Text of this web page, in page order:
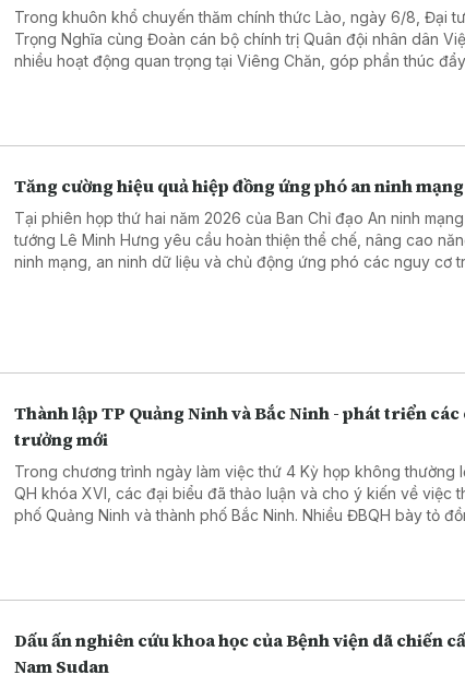
Trong khuôn khổ chuyến thăm chính thức Lào, ngày 6/8, Đại
Trọng Nghĩa cùng Đoàn cán bộ chính trị Quân đội nhân dân
nhiều hoạt động quan trọng tại Viêng Chăn, góp phần thúc
Tăng cường hiệu quả hiệp đồng ứng phó an ninh mạng
Tại phiên họp thứ hai năm 2026 của Ban Chỉ đạo An ninh
tướng Lê Minh Hưng yêu cầu hoàn thiện thể chế, nâng cao
ninh mạng, an ninh dữ liệu và chủ động ứng phó các nguy cơ
Thành lập TP Quảng Ninh và Bắc Ninh - phát triển các
trưởng mới
Trong chương trình ngày làm việc thứ 4 Kỳ họp không thường
QH khóa XVI, các đại biểu đã thảo luận và cho ý kiến về việc
phố Quảng Ninh và thành phố Bắc Ninh. Nhiều ĐBQH bày tỏ
Dấu ấn nghiên cứu khoa học của Bệnh viện dã chiến
Nam Sudan